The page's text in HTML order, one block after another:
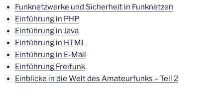
Funknetzwerke und Sicherheit in Funknetzen
Einführung in PHP
Einführung in Java
Einführung in HTML
Einführung in E-Mail
Einführung Freifunk
Einblicke in die Welt des Amateurfunks – Teil 2